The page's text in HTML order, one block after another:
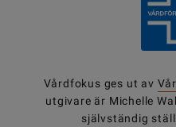
Vårdfokus ges ut av
utgivare är Michelle
självständig